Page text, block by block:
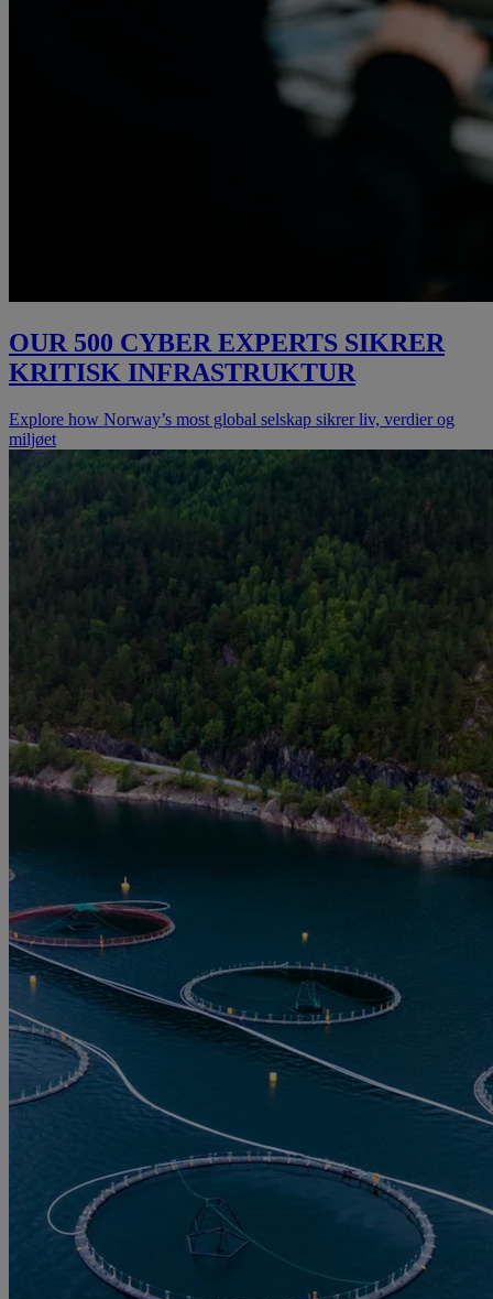
OUR 500 CYBER EXPERTS SIKRER
KRITISK INFRASTRUKTUR
Explore how Norway’s most global selskap sikrer liv, verdier og
miljøet